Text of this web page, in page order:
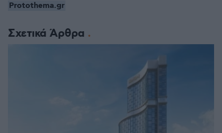
Σχετικά Άρθρα
Protothema.gr